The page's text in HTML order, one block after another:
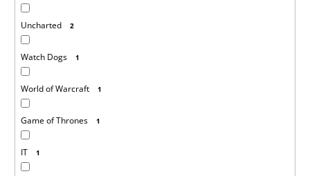
Uncharted 2
Watch Dogs 1
World of Warcraft 1
Game of Thrones 1
IT 1